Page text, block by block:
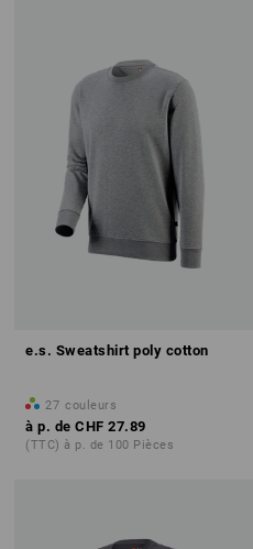
e.s. Sweatshirt poly cotton
27 couleurs
à p. de CHF 27.89
(TTC) à p. de 100 Pièces